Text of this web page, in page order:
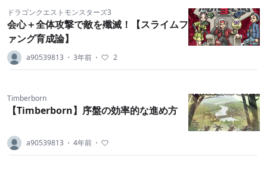
ドラゴンクエストモンスターズ3
会心＋全体攻撃で敵を殲滅！【スライムフ
ァング育成論】
a90539813 ・ 3年前 ・ 2
Timberborn
【Timberborn】序盤の効率的な進め方
a90539813 ・ 4年前 ・